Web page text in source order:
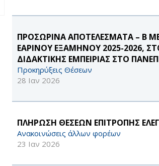
ΠΡΟΣΩΡΙΝΑ ΑΠΟΤΕΛΕΣΜΑΤΑ – B
ΕΑΡΙΝΟΥ ΕΞΑΜΗΝΟΥ 2025-2026,
ΔΙΔΑΚΤΙΚΗΣ ΕΜΠΕΙΡΙΑΣ ΣΤΟ
Προκηρύξεις Θέσεων
28 Ιαν 2026
ΠΛΗΡΩΣΗ ΘΕΣΕΩΝ ΕΠΙΤΡΟΠΗΣ
Ανακοινώσεις άλλων φορέων
23 Ιαν 2026